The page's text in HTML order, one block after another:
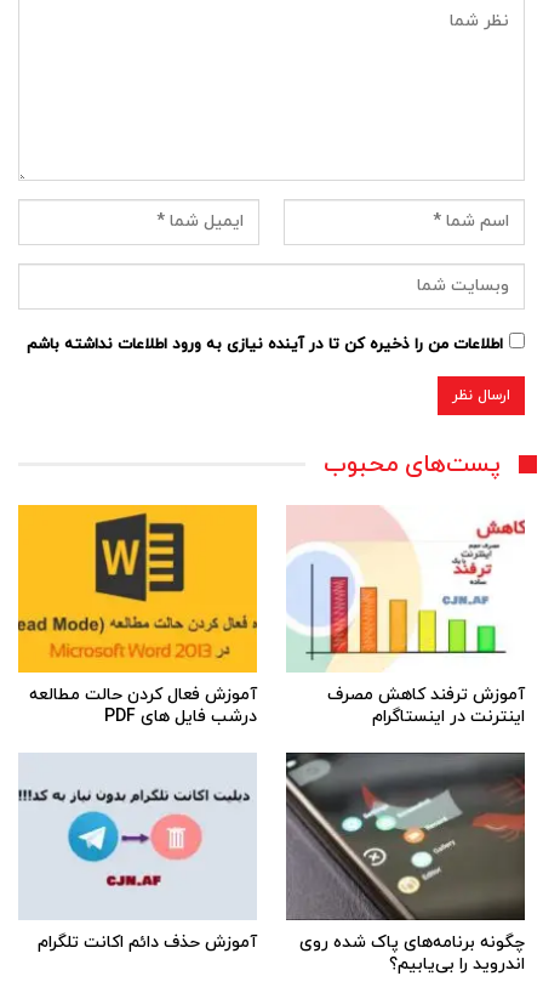
اطلاعات من را ذخیره کن تا در آینده نیازی به ورود اطلاعات نداشته باشم
پست‌های محبوب
آموزش ترفند کاهش مصرف
اینترنت در اینستاگرام
آموزش فعال کردن حالت مطالعه
درشب فایل های PDF
چگونه برنامه‌های پاک شده روی
اندروید را بی‌یابیم؟
آموزش حذف دائم اکانت تلگرام